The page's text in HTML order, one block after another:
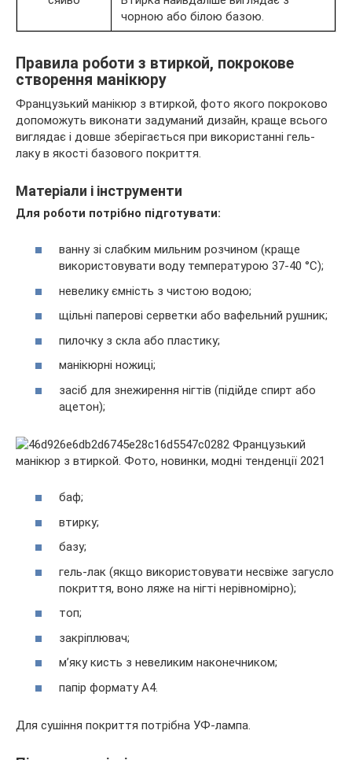
чорною або білою базою.
Правила роботи з втиркой, покрокове
створення манікюру
Французький манікюр з втиркой, фото якого покроково
допоможуть виконати задуманий дизайн, краще всього
виглядає і довше зберігається при використанні гель-
лаку в якості базового покриття.
Матеріали і інструменти
Для роботи потрібно підготувати:
ванну зі слабким мильним розчином (краще
використовувати воду температурою 37-40 °С);
невелику ємність з чистою водою;
щільні паперові серветки або вафельний рушник;
пилочку з скла або пластику;
манікюрні ножиці;
засіб для знежирення нігтів (підійде спирт або
ацетон);
баф;
втирку;
базу;
гель-лак (якщо використовувати несвіже загусло
покриття, воно ляже на нігті нерівномірно);
топ;
закріплювач;
м’яку кисть з невеликим наконечником;
папір формату А4.
Для сушіння покриття потрібна УФ-лампа.